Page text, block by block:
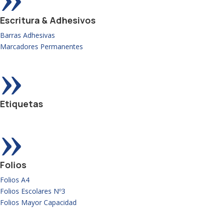
Escritura & Adhesivos
Barras Adhesivas
Marcadores Permanentes
»
Etiquetas
»
Folios
Folios A4
Folios Escolares Nº3
Folios Mayor Capacidad